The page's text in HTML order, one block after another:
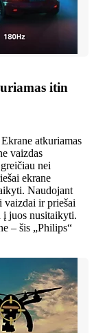
itin
atkuriamas
vaizdas
nei
ekrane
Naudojant
vaizdai ir priešai
į juos nusitaikyti.
– šis „Philips“